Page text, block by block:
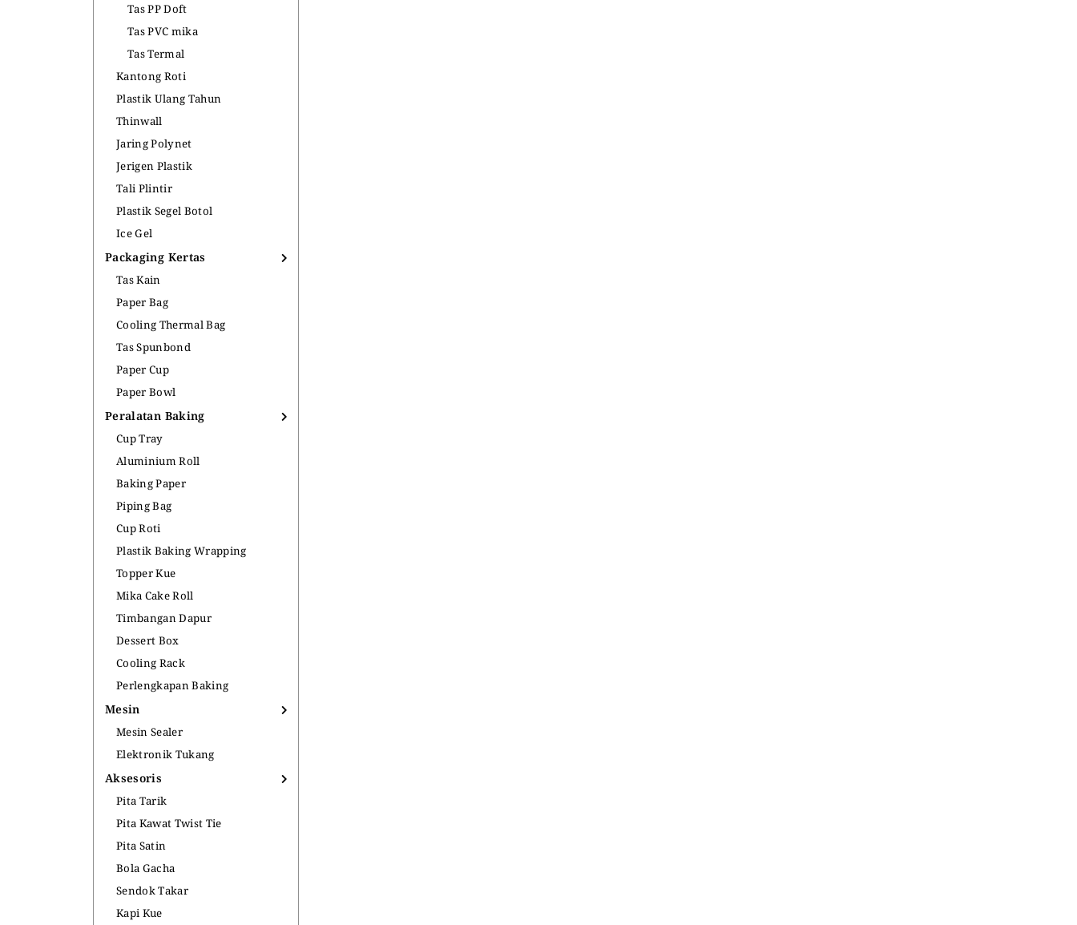
Tas PP Doft
Tas PVC mika
Tas Termal
Kantong Roti
Plastik Ulang Tahun
Thinwall
Jaring Polynet
Jerigen Plastik
Tali Plintir
Plastik Segel Botol
Ice Gel
Packaging Kertas
Tas Kain
Paper Bag
Cooling Thermal Bag
Tas Spunbond
Paper Cup
Paper Bowl
Peralatan Baking
Cup Tray
Aluminium Roll
Baking Paper
Piping Bag
Cup Roti
Plastik Baking Wrapping
Topper Kue
Mika Cake Roll
Timbangan Dapur
Dessert Box
Cooling Rack
Perlengkapan Baking
Mesin
Mesin Sealer
Elektronik Tukang
Aksesoris
Pita Tarik
Pita Kawat Twist Tie
Pita Satin
Bola Gacha
Sendok Takar
Kapi Kue